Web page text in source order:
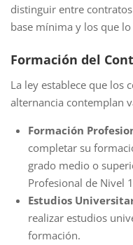
distinguir entre
base mínima y los que
Formación del
La ley establece que los
alternancia contemplan
Formación
completar su
grado medio o
Profesional de Nivel
Estudios
realizar estudios
formación.